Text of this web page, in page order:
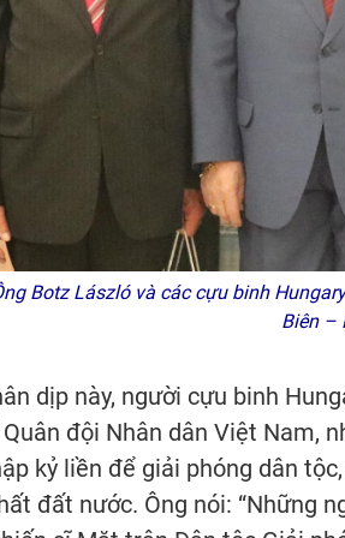
Botz László và các cựu binh
Biên –
dịp này, người cựu binh
đội Nhân dân Việt Nam,
kỷ liền để giải phóng dân
đất nước. Ông nói: “Những